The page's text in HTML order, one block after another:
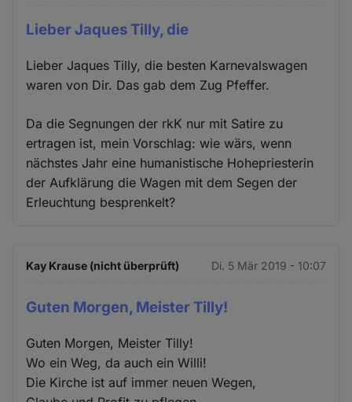
Lieber Jaques Tilly, die
Lieber Jaques Tilly, die besten Karnevalswagen
waren von Dir. Das gab dem Zug Pfeffer.
Da die Segnungen der rkK nur mit Satire zu
ertragen ist, mein Vorschlag: wie wärs, wenn
nächstes Jahr eine humanistische Hohepriesterin
der Aufklärung die Wagen mit dem Segen der
Erleuchtung besprenkelt?
Kay Krause (nicht überprüft) Di. 5 Mär 2019 - 10:07
Guten Morgen, Meister Tilly!
Guten Morgen, Meister Tilly!
Wo ein Weg, da auch ein Willi!
Die Kirche ist auf immer neuen Wegen,